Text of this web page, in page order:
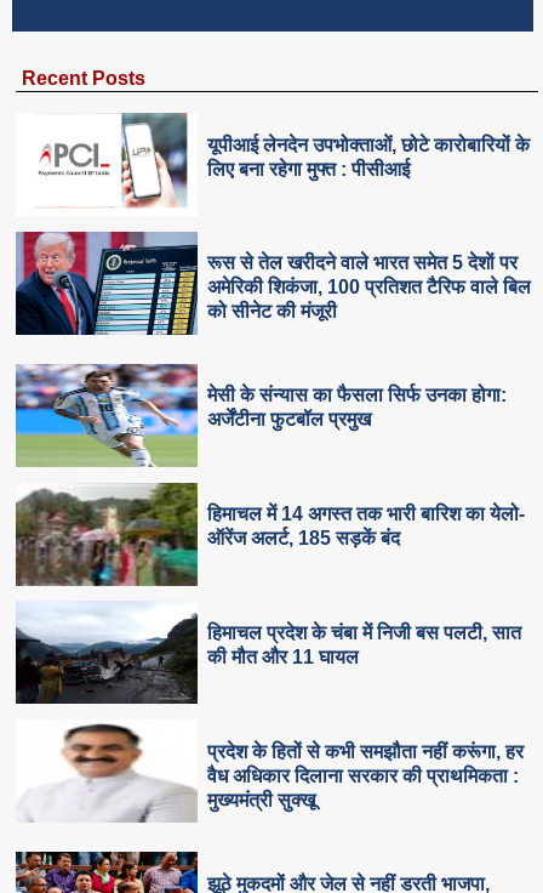
Recent Posts
यूपीआई लेनदेन उपभोक्ताओं, छोटे कारोबारियों के
लिए बना रहेगा मुफ्त : पीसीआई
रूस से तेल खरीदने वाले भारत समेत 5 देशाें पर
अमेरिकी शिकंजा, 100 प्रतिशत टैरिफ वाले बिल
को सीनेट की मंजूरी
मेसी के संन्यास का फैसला सिर्फ उनका होगा:
अर्जेंटीना फुटबॉल प्रमुख
हिमाचल में 14 अगस्त तक भारी बारिश का येलो-
ऑरेंज अलर्ट, 185 सड़कें बंद
हिमाचल प्रदेश के चंबा में निजी बस पलटी, सात
की मौत और 11 घायल
प्रदेश के हितों से कभी समझौता नहीं करूंगा, हर
वैध अधिकार दिलाना सरकार की प्राथमिकता :
मुख्यमंत्री सुक्खू
झूठे मुकदमों और जेल से नहीं डरती भाजपा,